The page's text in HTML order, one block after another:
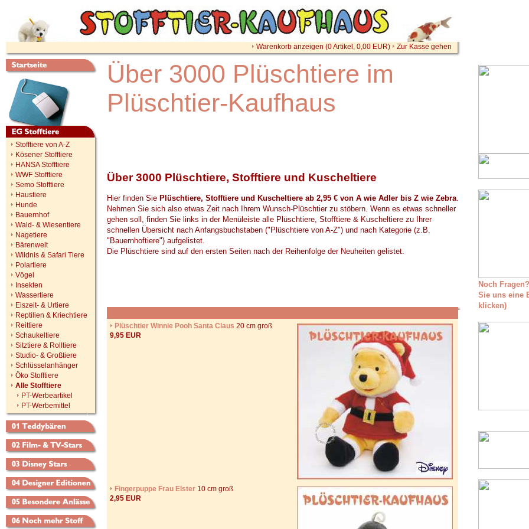
Warenkorb anzeigen (0Artikel, 0,00 EUR) Zur Kasse gehen
Stofftiere von A-Z
Kösener Stofftiere
HANSA Stofftiere
WWF Stofftiere
Semo Stofftiere
Haustiere
Hunde
Bauernhof
Wald- & Wiesentiere
Nagetiere
Bärenwelt
Wildnis & Safari Tiere
Polartiere
Vögel
Insekten
Wassertiere
Eiszeit- & Urtiere
Reptilien & Kriechtiere
Reittiere
Schaukeltiere
Sitztiere & Rolltiere
Studio- & Großtiere
Schlüsselanhänger
Öko Stofftiere
Alle Stofftiere
PT-Werbeartikel
PT-Werbemittel
Über 3000 Plüschtiere im
Plüschtier-Kaufhaus
Über 3000 Plüschtiere, Stofftiere und Kuscheltiere
Hier finden Sie Plüschtiere, Stofftiere und Kuscheltiere ab 2,95 € von A wie Adler bis Z wie Zebra.
Nehmen Sie sich also etwas Zeit nach Ihrem Wunsch-Plüschtier zu stöbern. Wenn es etwas schneller
gehen soll, finden Sie links in der Menüleiste alle Plüschtiere, Stofftiere & Kuscheltiere zu Ihrer
schnellen Übersicht nach Anfangsbuchstaben ("Plüschtiere von A-Z") und nach Kategorie (z.B.
"Bauernhoftiere") aufgelistet.
Die Plüschtiere sind auf den ersten Seiten nach der Reihenfolge der Neuheiten gelistet.
Plüschtier Winnie Pooh Santa Claus 20 cm groß
9,95 EUR
Fingerpuppe Frau Elster 10 cm groß
2,95 EUR
Noch
Sie uns eine
klicken)